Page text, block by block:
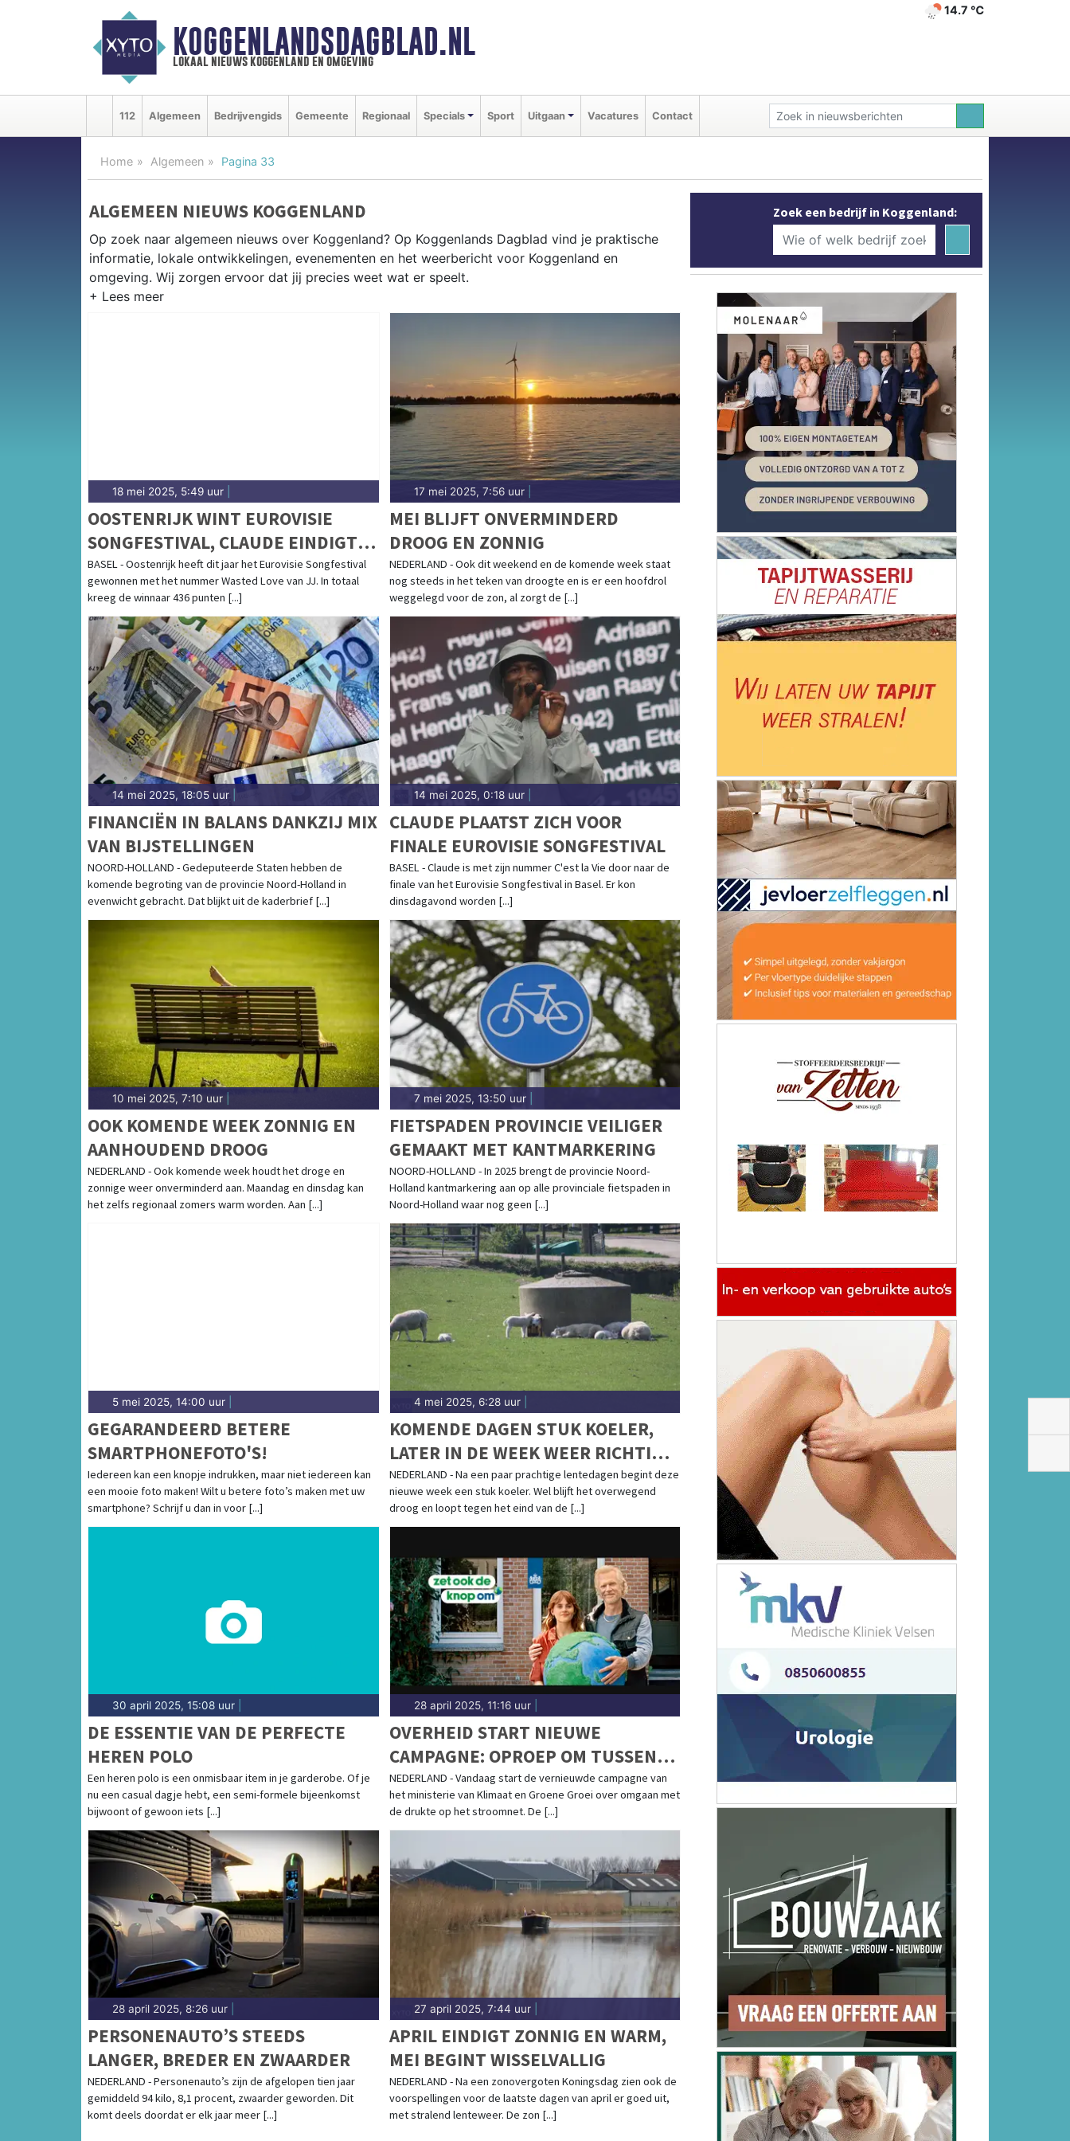
KOGGENLANDSDAGBLAD.NL
lokaal nieuws koggenland en omgeving
14.7 ℃
112 Algemeen Bedrijvengids Gemeente Regionaal Specials Sport Uitgaan Vacatures Contact
Home Algemeen Pagina 33
ALGEMEEN NIEUWS KOGGENLAND
Op zoek naar algemeen nieuws over Koggenland? Op Koggenlands Dagblad vind je praktische
informatie, lokale ontwikkelingen, evenementen en het weerbericht voor Koggenland en
omgeving. Wij zorgen ervoor dat jij precies weet wat er speelt.
PRAKTISCHE INFORMATIE KOGGENLAND
18 mei 2025, 5:49 uur
OOSTENRIJK WINT EUROVISIE
SONGFESTIVAL, CLAUDE EINDIGT
ALS TWAALFDE
BASEL - Oostenrijk heeft dit jaar het Eurovisie Songfestival
gewonnen met het nummer Wasted Love van JJ. In totaal
kreeg de winnaar 436 punten [...]
17 mei 2025, 7:56 uur|
MEI BLIJFT ONVERMINDERD
DROOG EN ZONNIG
NEDERLAND - Ook dit weekend en de komende week staat
nog steeds in het teken van droogte en is er een hoofdrol
weggelegd voor de zon, al zorgt de [...]
14 mei 2025, 18:05 uur
FINANCIËN IN BALANS DANKZIJ MIX
VAN BIJSTELLINGEN
NOORD-HOLLAND - Gedeputeerde Staten hebben de
komende begroting van de provincie Noord-Holland in
evenwicht gebracht. Dat blijkt uit de kaderbrief [...]
14 mei 2025, 0:18 uur|
CLAUDE PLAATST ZICH VOOR
FINALE EUROVISIE SONGFESTIVAL
BASEL - Claude is met zijn nummer C'est la Vie door naar de
finale van het Eurovisie Songfestival in Basel. Er kon
dinsdagavond worden [...]
10 mei 2025, 7:10 uur
OOK KOMENDE WEEK ZONNIG EN
AANHOUDEND DROOG
NEDERLAND - Ook komende week houdt het droge en
zonnige weer onverminderd aan. Maandag en dinsdag kan
het zelfs regionaal zomers warm worden. Aan [...]
7 mei 2025, 13:50 uur|
FIETSPADEN PROVINCIE VEILIGER
GEMAAKT MET KANTMARKERING
NOORD-HOLLAND - In 2025 brengt de provincie Noord-
Holland kantmarkering aan op alle provinciale fietspaden in
Noord-Holland waar nog geen [...]
5 mei 2025, 14:00 uur
GEGARANDEERD BETERE
SMARTPHONEFOTO'S!
Iedereen kan een knopje indrukken, maar niet iedereen kan
een mooie foto maken! Wilt u betere foto’s maken met uw
smartphone? Schrijf u dan in voor [...]
4 mei 2025, 6:28 uur|
KOMENDE DAGEN STUK KOELER,
LATER IN DE WEEK WEER RICHTING
20 GRADEN
NEDERLAND - Na een paar prachtige lentedagen begint deze
nieuwe week een stuk koeler. Wel blijft het overwegend
droog en loopt tegen het eind van de [...]
30 april 2025, 15:08 uur
DE ESSENTIE VAN DE PERFECTE
HEREN POLO
Een heren polo is een onmisbaar item in je garderobe. Of je
nu een casual dagje hebt, een semi-formele bijeenkomst
bijwoont of gewoon iets [...]
28 april 2025, 11:16 uur|
OVERHEID START NIEUWE
CAMPAGNE: OPROEP OM TUSSEN
16.00 EN 21.00 MINDER STROOM TE
GEBRUIKEN
NEDERLAND - Vandaag start de vernieuwde campagne van
het ministerie van Klimaat en Groene Groei over omgaan met
de drukte op het stroomnet. De [...]
28 april 2025, 8:26 uur
PERSONENAUTO’S STEEDS
LANGER, BREDER EN ZWAARDER
NEDERLAND - Personenauto’s zijn de afgelopen tien jaar
gemiddeld 94 kilo, 8,1 procent, zwaarder geworden. Dit
komt deels doordat er elk jaar meer [...]
27 april 2025, 7:44 uur|
APRIL EINDIGT ZONNIG EN WARM,
MEI BEGINT WISSELVALLIG
NEDERLAND - Na een zonovergoten Koningsdag zien ook de
voorspellingen voor de laatste dagen van april er goed uit,
met stralend lenteweer. De zon [...]
Zoek een bedrijf in Koggenland: